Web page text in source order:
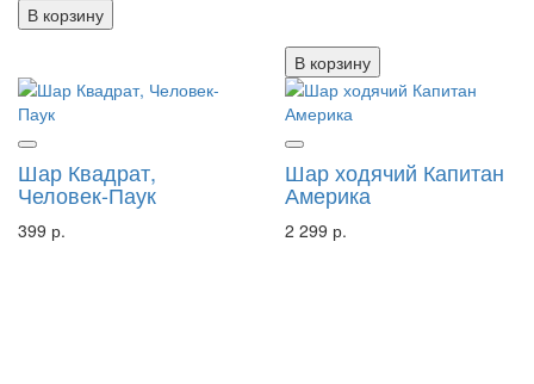
В корзину
В корзину
Шар Квадрат,
Человек-Паук
399 р.
Шар ходячий Капитан
Америка
2 299 р.